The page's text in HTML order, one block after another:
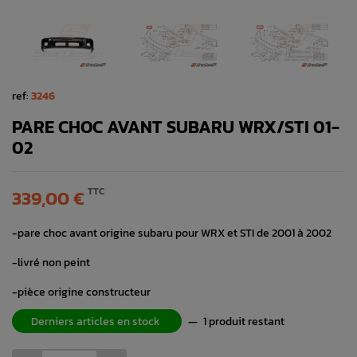
ref:3246
PARE CHOC AVANT SUBARU WRX/STI 01-
02
339,00 € TTC
-pare choc avant origine subaru pour WRX et STI de 2001 à 2002
-livré non peint
-pièce origine constructeur
Derniers articles en stock
— 1 produit restant